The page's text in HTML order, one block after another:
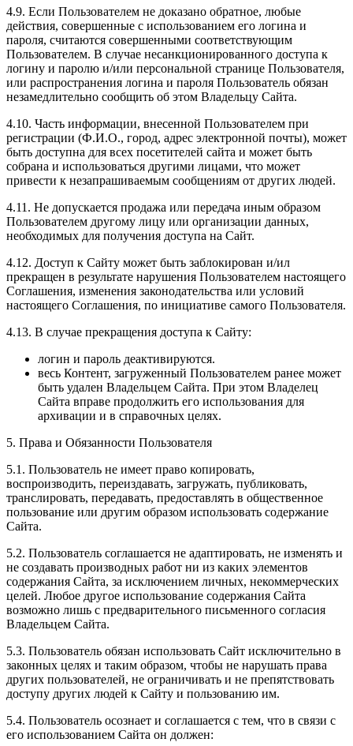
4.9. Если Пользователем не доказано обратное, любые
действия, совершенные с использованием его логина и
пароля, считаются совершенными соответствующим
Пользователем. В случае несанкционированного доступа к
логину и паролю и/или персональной странице Пользователя,
или распространения логина и пароля Пользователь обязан
незамедлительно сообщить об этом Владельцу Сайта.
4.10. Часть информации, внесенной Пользователем при
регистрации (Ф.И.О., город, адрес электронной почты), может
быть доступна для всех посетителей сайта и может быть
собрана и использоваться другими лицами, что может
привести к незапрашиваемым сообщениям от других людей.
4.11. Не допускается продажа или передача иным образом
Пользователем другому лицу или организации данных,
необходимых для получения доступа на Сайт.
4.12. Доступ к Сайту может быть заблокирован и/ил
прекращен в результате нарушения Пользователем настоящего
Соглашения, изменения законодательства или условий
настоящего Соглашения, по инициативе самого Пользователя.
4.13. В случае прекращения доступа к Сайту:
логин и пароль деактивируются.
весь Контент, загруженный Пользователем ранее может
быть удален Владельцем Сайта. При этом Владелец
Сайта вправе продолжить его использования для
архивации и в справочных целях.
5. Права и Обязанности Пользователя
5.1. Пользователь не имеет право копировать,
воспроизводить, переиздавать, загружать, публиковать,
транслировать, передавать, предоставлять в общественное
пользование или другим образом использовать содержание
Сайта.
5.2. Пользователь соглашается не адаптировать, не изменять и
не создавать производных работ ни из каких элементов
содержания Сайта, за исключением личных, некоммерческих
целей. Любое другое использование содержания Сайта
возможно лишь с предварительного письменного согласия
Владельцем Сайта.
5.3. Пользователь обязан использовать Сайт исключительно в
законных целях и таким образом, чтобы не нарушать права
других пользователей, не ограничивать и не препятствовать
доступу других людей к Сайту и пользованию им.
5.4. Пользователь осознает и соглашается с тем, что в связи с
его использованием Сайта он должен: